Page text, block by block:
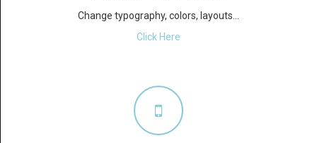
Change typography, colors, layouts...
Click Here